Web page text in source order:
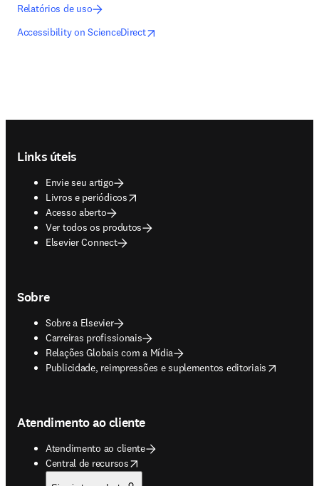
Relatórios de uso
Accessibility on ScienceDirectabre em uma nova guia/janela
opens in new tab/window
Links úteis
Envie seu artigo
Livros e periódicos
opens in new tab/window
Acesso aberto
Ver todos os produtos
Elsevier Connect
Sobre
Sobre a Elsevier
Carreiras profissionais
Relações Globais com a Mídia
Publicidade, reimpressões e suplementos editoriais
opens in new tab/window
Atendimento ao cliente
Atendimento ao cliente
Central de recursos
opens in new tab/window